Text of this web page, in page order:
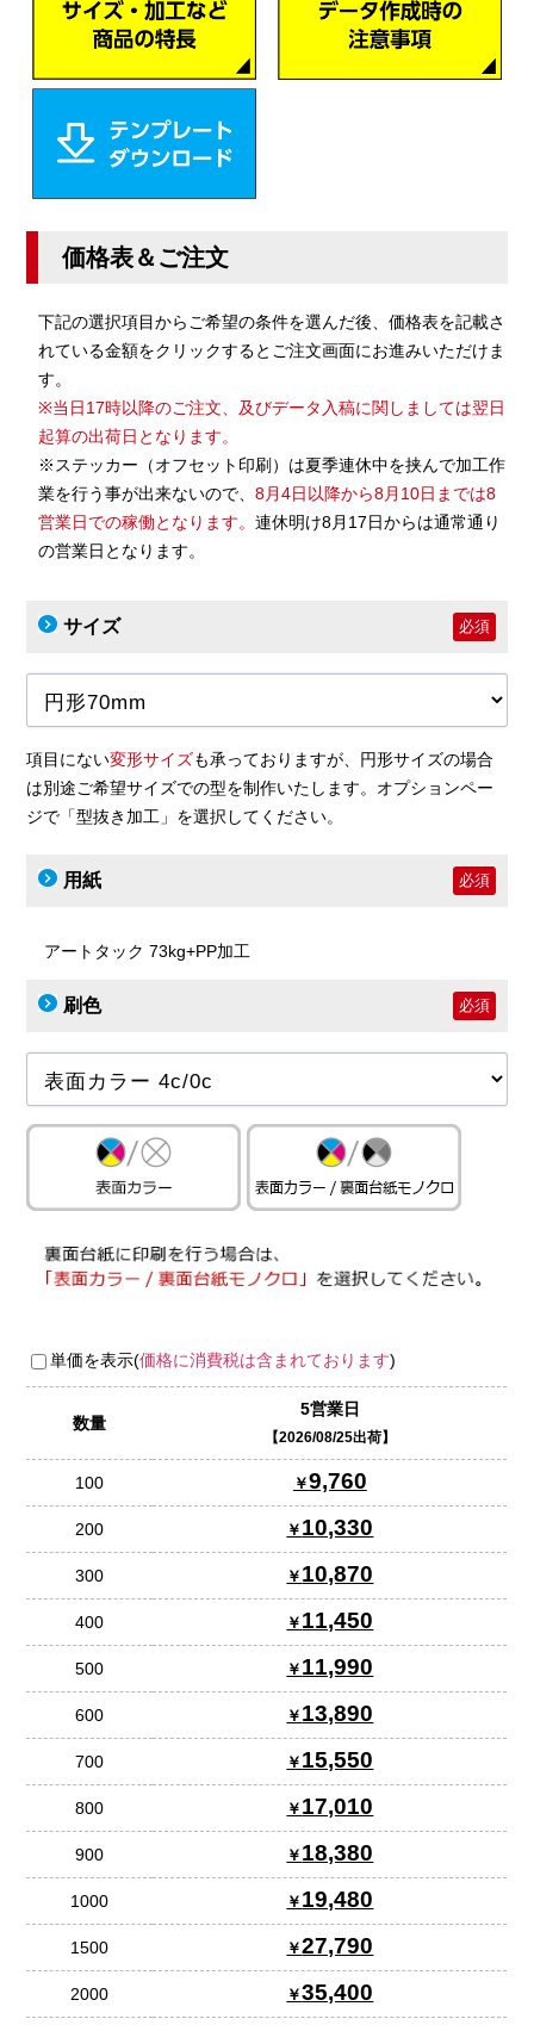
価格表＆ご注文
下記の選択項目からご希望の条件を選んだ後、価格表を記載さ
れている金額をクリックするとご注文画面にお進みいただけま
す。
※当日17時以降のご注文、及びデータ入稿に関しましては翌日
起算の出荷日となります。
※ステッカー（オフセット印刷）は夏季連休中を挟んで加工作
業を行う事が出来ないので、8月4日以降から8月10日までは8
営業日での稼働となります。連休明け8月17日からは通常通り
の営業日となります。
サイズ 必須
項目にない変形サイズも承っておりますが、円形サイズの場合
は別途ご希望サイズでの型を制作いたします。オプションペー
ジで「型抜き加工」を選択してください。
用紙 必須
アートタック 73kg+PP加工
刷色 必須
単価を表示(価格に消費税は含まれております)
数量
5営業日
2026/08/25出荷
100 9,760
200 10,330
300 10,870
400 11,450
500 11,990
600 13,890
700 15,550
800 17,010
900 18,380
1000 19,480
1500 27,790
2000 35,400